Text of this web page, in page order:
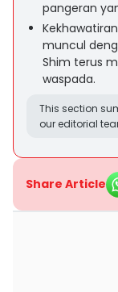
pangeran
muncul
Shim terus
waspada.
This section
our editorial
Share Article